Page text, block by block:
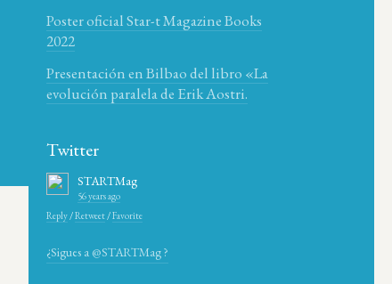
Poster oficial Star-t Magazine Books
2022
Presentación en Bilbao del libro «La
evolución paralela de Erik Aostri.
Twitter
STARTMag
56 years ago
Reply/Retweet/Favorite
¿Sigues a @STARTMag ?